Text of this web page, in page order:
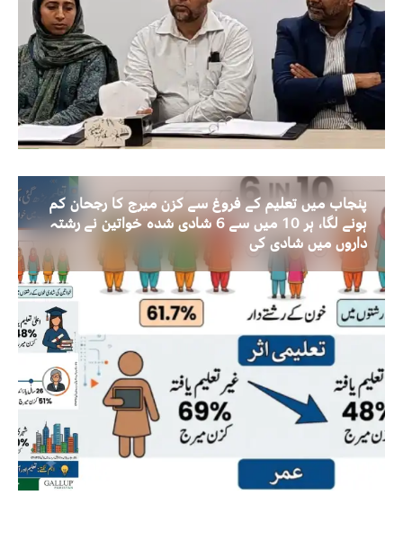
پنجاب میں تعلیم کے فروغ سے کزن میرج کا رجحان کم
ہونے لگا، ہر 10 میں سے 6 شادی شدہ خواتین نے رشتہ
داروں میں شادی کی